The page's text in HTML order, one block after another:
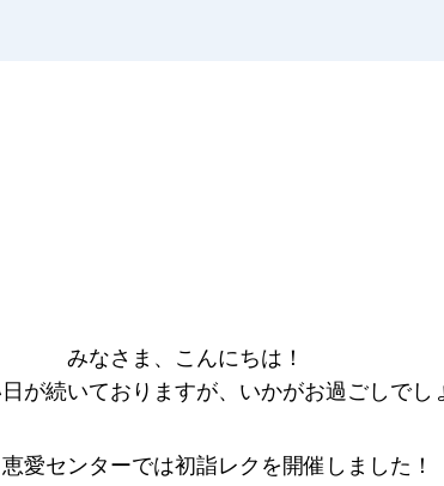
みなさま、こんにちは！
が続いておりますが、いかがお過ごしでし
愛センターでは初詣レクを開催しました！